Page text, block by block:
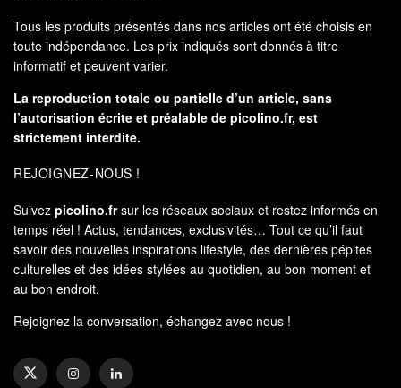
Tous les produits présentés dans nos articles ont été choisis en
toute indépendance. Les prix indiqués sont donnés à titre
informatif et peuvent varier.
La reproduction totale ou partielle d’un article, sans
l’autorisation écrite et préalable de picolino.fr, est
strictement interdite.
REJOIGNEZ-NOUS !
Suivez picolino.frsur les réseaux sociaux et restez informés en
temps réel ! Actus, tendances, exclusivités… Tout ce qu’il faut
savoir des nouvelles inspirations lifestyle, des dernières pépites
culturelles et des idées stylées au quotidien, au bon moment et
au bon endroit.
Rejoignez la conversation, échangez avec nous !